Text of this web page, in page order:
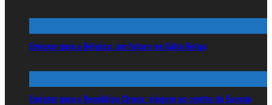
Emigrar para a Bélgica: um futuro na Gália Belga
Emigrar para a República Checa: viagem ao centro da Europa